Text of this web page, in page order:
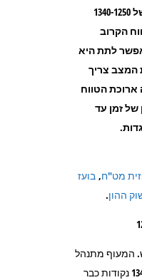
מתנהל ביציבות בתחום של 1340-1250
הקרוב
לתת היא
המצב צריך
הטווח
של זמן עד
.
מט"ח, בועז
ההון.
המעוף מתנהל
ביציבות בתחום של 1340-1250 נקודות כבר